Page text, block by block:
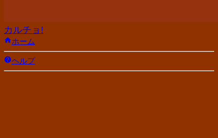
カルチョ!
ホーム
ヘルプ